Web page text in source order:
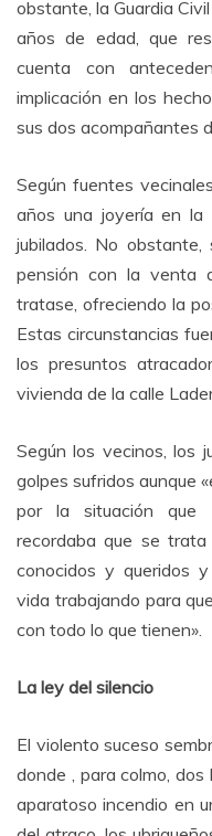
obstante, la Guardia
años de edad, que
cuenta con
implicación en los
sus dos acompañantes
Según fuentes
años una joyería en la
jubilados. No
pensión con la venta
tratase, ofreciendo la
Estas circunstancias
los presuntos
vivienda de la calle
Según los vecinos, los
golpes sufridos aunque
por la situación que
recordaba que se
conocidos y queridos
vida trabajando para
con todo lo que tienen».
La ley del silencio
El violento suceso
donde , para colmo,
aparatoso incendio en